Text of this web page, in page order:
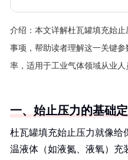
介绍： 本文详解杜瓦罐填充始
事项，帮助读者理解这一关键
率，适用于工业气体领域从业人
一、始止压力的基础
杜瓦罐填充始止压力就像
温液体（如液氮、液氧）充